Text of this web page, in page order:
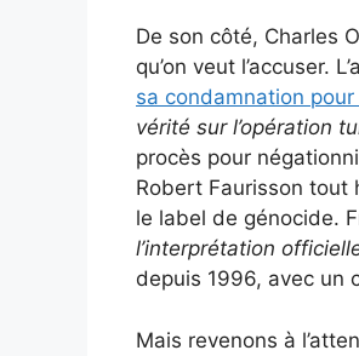
De son côté, Charles
qu’on veut l’accuser.
sa condamnation
vérité sur l’opération
procès pour
Robert Faurisson tout
le label de génocide.
l’interprétation
depuis 1996, avec un
Mais revenons à